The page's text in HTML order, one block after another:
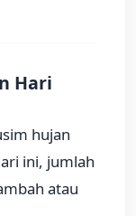
Hari
hujan
ini, jumlah
atau